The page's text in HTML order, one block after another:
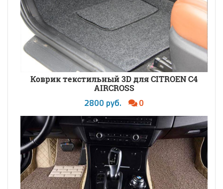
Коврик текстильный 3D для CITROEN C4
AIRCROSS
2800 руб. 0